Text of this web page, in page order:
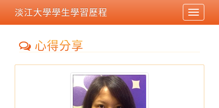
Toggle
淡江大學學生學習歷程
心得分享